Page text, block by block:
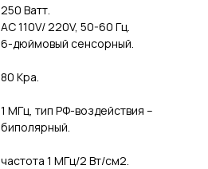
250 Ватт.
AC 110V/ 220V, 50-60 Гц.
6-дюймовый сенсорный.
80 Kpa.
1 МГц, тип РФ-воздействия –
биполярный.
частота 1 МГц/2 Вт/см2.